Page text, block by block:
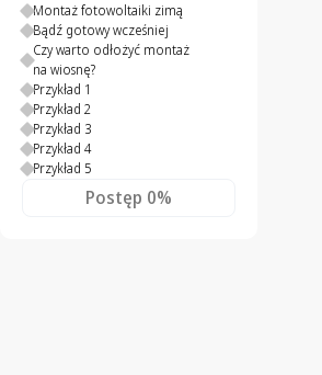
Montaż fotowoltaiki zimą
Bądź gotowy wcześniej
Czy warto odłożyć montaż
na wiosnę?
Przykład 1
Przykład 2
Przykład 3
Przykład 4
Przykład 5
Postęp 0%